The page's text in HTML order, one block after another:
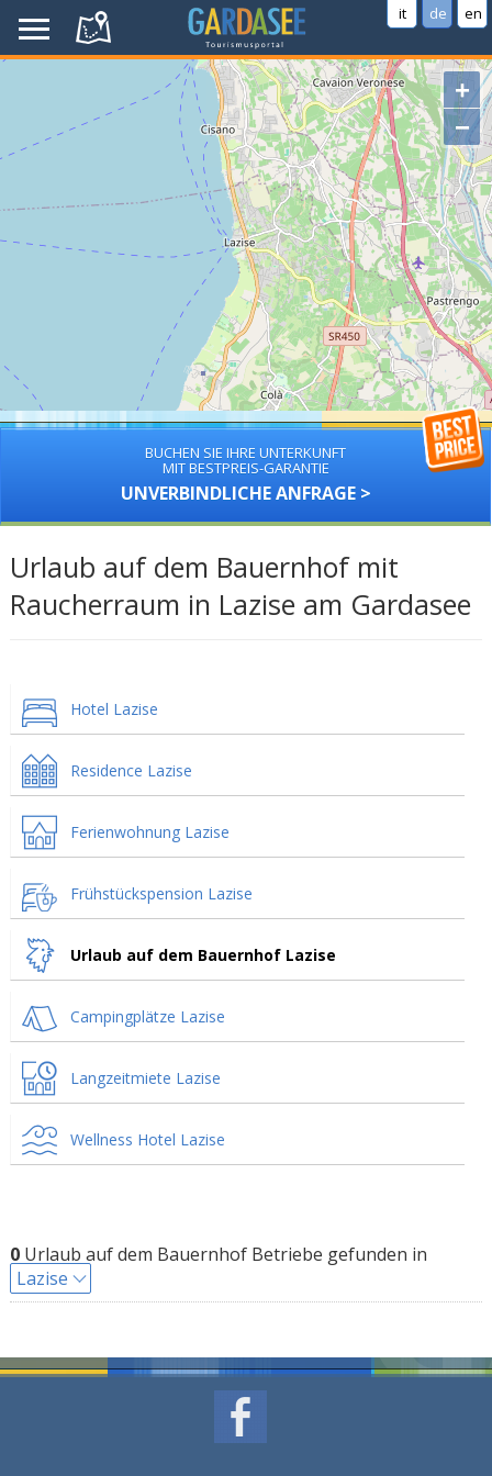
it de en
+
−
BUCHEN SIE IHRE UNTERKUNFT
MIT BESTPREIS-GARANTIE
UNVERBINDLICHE ANFRAGE >
Urlaub auf dem Bauernhof mit
Raucherraum in Lazise am Gardasee
Hotel Lazise
Residence Lazise
Ferienwohnung Lazise
Frühstückspension Lazise
Urlaub auf dem Bauernhof Lazise
Campingplätze Lazise
Langzeitmiete Lazise
Wellness Hotel Lazise
0Urlaub auf dem Bauernhof Betriebe gefunden in
Lazise